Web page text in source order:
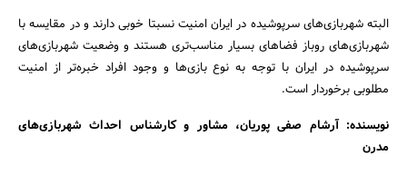
البته شهربازی‌های سرپوشیده در ایران امنیت نسبتا خوبی دارند و در مقایسه با
شهربازی‌های روباز فضا‌های بسیار مناسب‌تری هستند و وضعیت شهربازی‌های
سرپوشیده در ایران با توجه به نوع بازی‌ها و وجود افراد خبره‌تر از امنیت
مطلوبی برخوردار است.
نویسنده: آرشام صفی پوریان، مشاور و کارشناس احداث شهربازی‌های
مدرن